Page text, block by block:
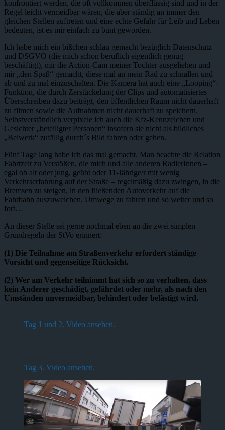
konfrontiert werden, die oft vollkommen überflüssig sind und in der
Regel leicht vermeidbar wären, die aber ständig an immer den
gleichen Stellen auftreten und eine echte Gefahr für Leib und Leben
bedeuten, ist es mir einfach zu bunt geworden.
Ich habe mich ein bißchen schlau gemacht bezüglich Datenschutz
und DSGVO (die mich schon beruflich eigentlich genug
beschäftigt), mir die Action-Cam meiner Tochter ausgeliehen und
mir „den Spaß“ gemacht, diese mal an mein Rad zu schnallen und
ab und zu mal einzuschalten. Die Kamera hat auch eine „Looping“-
Funktion, die durch Zerstückelung der Clips und automatisiertes
Überschreiben dazu beiträgt, den öffentlichen Raum nicht dauerhaft
zu filmen sowie die Aufnahmen nicht dauerhaft zu speichern.
Selbstverständlich verpixele ich auch die Kfz-Kennzeichen und
Gesichter „beteiligter Personen“ insofern sie nicht als bildliches
„Beiwerk“ zufällig durch´s Bild fahren oder gehen.
Fünf Tage lang habe ich das mal gemacht. Man beachte die Relation
Fahrtzeit zu Verstößen, die mich und alle anderen RadlerInnen –
egal ob alt oder jung, geübt oder 11-Jährige/r mit wenig
Verkehrserfahrung auf der Straße – regelmäßig dazu zwingen, in die
Bremsen zu steigen, in den fließenden Autoverkehr auf die
Fahrbahn auszuweichen, Umwege zu fahren und so weiter und so
fort…
An dieser Stelle sei gerne nochmal eben an die zwei simplen
Grundregeln der StVo erinnert:
(1) Die Teilnahme am Straßenverkehr erfordert ständige
Vorsicht und gegenseitige Rücksicht.
(2) Wer am Verkehr teilnimmt hat sich so zu verhalten, dass
kein Anderer geschädigt, gefährdet oder mehr, als nach den
Umständen unvermeidbar, behindert oder belästigt wird.
Tag 1 und 2. Video ansehen.
Tag 3. Video ansehen.